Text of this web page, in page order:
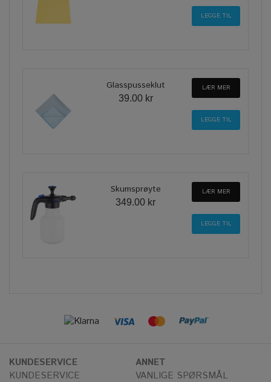
Glasspusseklut
39.00 kr
LÆR MER
Skumsprøyte
349.00 kr
LÆR MER
KUNDESERVICE
KUNDESERVICE
ANNET
VANLIGE SPØRSMÅL